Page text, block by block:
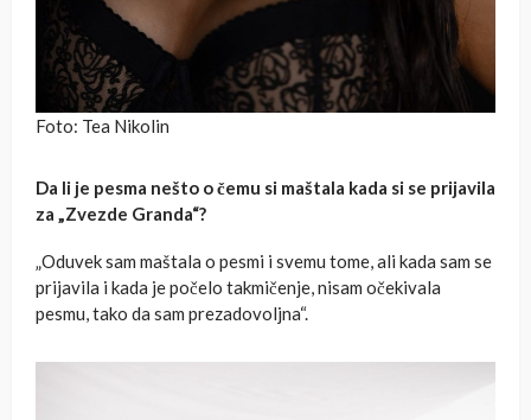
Foto: Tea Nikolin
Da li je pesma nešto o čemu si maštala kada si se prijavila
za „Zvezde Granda“?
„Oduvek sam maštala o pesmi i svemu tome, ali kada sam se
prijavila i kada je počelo takmičenje, nisam očekivala
pesmu, tako da sam prezadovoljna“.